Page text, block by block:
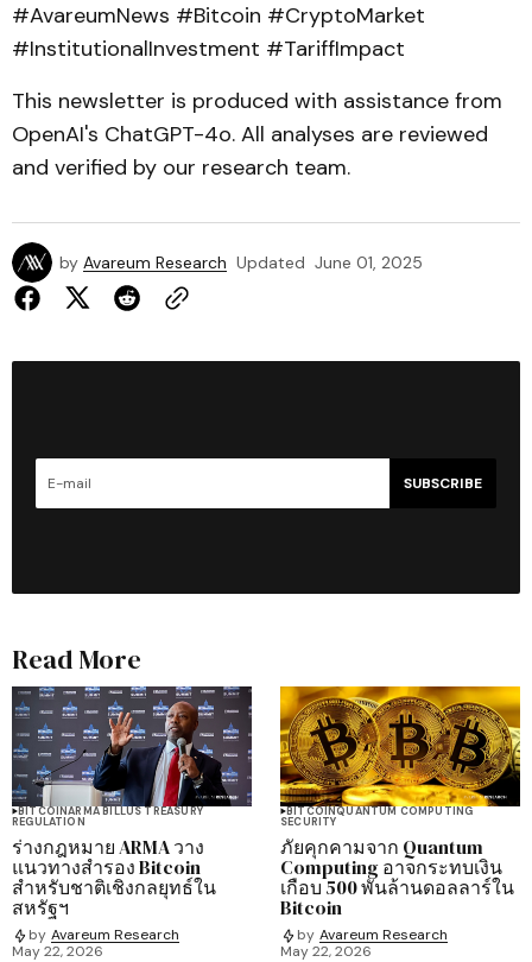
#AvareumNews #Bitcoin #CryptoMarket
#InstitutionalInvestment #TariffImpact
This newsletter is produced with assistance from
OpenAI's ChatGPT-4o. All analyses are reviewed
and verified by our research team.
by Avareum Research Updated June 01, 2025
SUBSCRIBE
Read More
BITCOINARMA BILLUS TREASURY
REGULATION
ร่างกฎหมาย ARMA วาง
แนวทางสำรอง Bitcoin
สำหรับชาติเชิงกลยุทธ์ใน
สหรัฐฯ
by Avareum Research
May 22, 2026
BITCOINQUANTUM COMPUTING
SECURITY
ภัยคุกคามจาก Quantum
Computing อาจกระทบเงิน
เกือบ 500 พันล้านดอลลาร์ใน
Bitcoin
by Avareum Research
May 22, 2026